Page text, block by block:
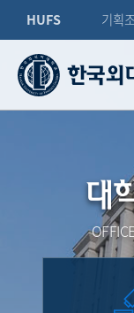
HUFS 기획
대